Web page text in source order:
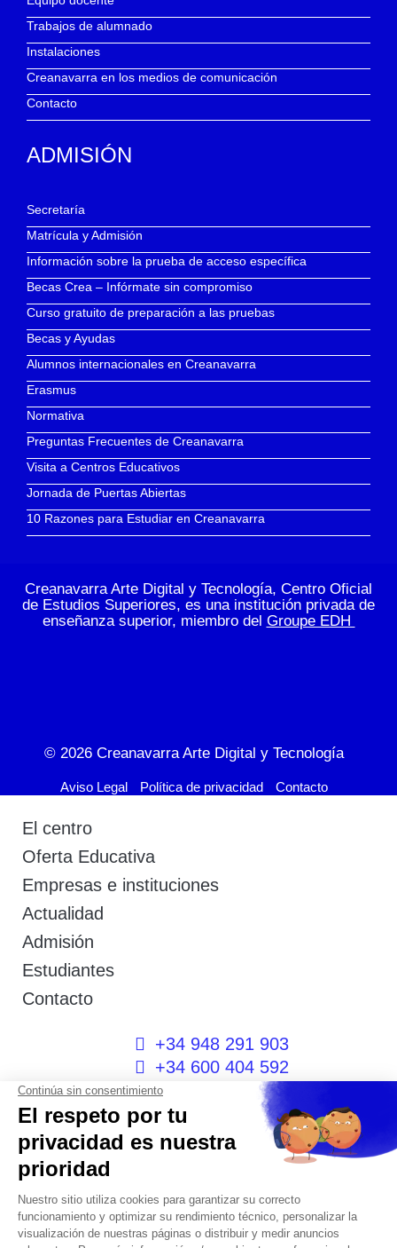
Trabajos de alumnado
Instalaciones
Creanavarra en los medios de comunicación
Contacto
ADMISIÓN
Secretaría
Matrícula y Admisión
Información sobre la prueba de acceso específica
Becas Crea – Infórmate sin compromiso
Curso gratuito de preparación a las pruebas
Becas y Ayudas
Alumnos internacionales en Creanavarra
Erasmus
Normativa
Preguntas Frecuentes de Creanavarra
Visita a Centros Educativos
Jornada de Puertas Abiertas
10 Razones para Estudiar en Creanavarra
Creanavarra Arte Digital y Tecnología, Centro Oficial
de Estudios Superiores, es una institución privada de
enseñanza superior, miembro del Groupe EDH
© 2026 Creanavarra Arte Digital y Tecnología
Aviso Legal Política de privacidad Contacto
El centro
Oferta Educativa
Empresas e instituciones
Actualidad
Admisión
Estudiantes
Contacto
+34 948 291 903
+34 600 404 592
I
n
s
t
a
g
r
F
a
c
e
b
o
o
T
w
i
t
e
r
L
i
n
e
d
i
n
e
r
e
Y
o
u
u
b
e